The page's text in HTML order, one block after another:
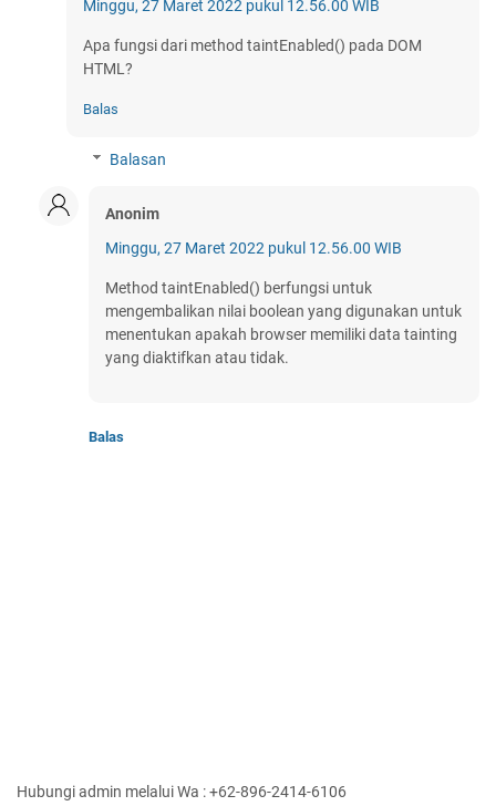
Minggu, 27 Maret 2022 pukul 12.56.00 WIB
Apa fungsi dari method taintEnabled() pada DOM
HTML?
Balas
Balasan
Anonim
Minggu, 27 Maret 2022 pukul 12.56.00 WIB
Method taintEnabled() berfungsi untuk
mengembalikan nilai boolean yang digunakan untuk
menentukan apakah browser memiliki data tainting
yang diaktifkan atau tidak.
Balas
Hubungi admin melalui Wa : +62-896-2414-6106